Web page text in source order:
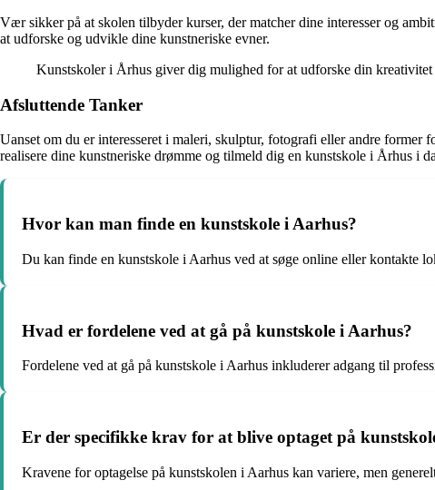
Vær sikker på at skolen tilbyder kurser, der matcher dine interesser og
at udforske og udvikle dine kunstneriske evner.
Kunstskoler i Århus giver dig mulighed for at udforske din
Afsluttende Tanker
Uanset om du er interesseret i maleri, skulptur, fotografi eller andre
realisere dine kunstneriske drømme og tilmeld dig en kunstskole i Århus i
Hvor kan man finde en kunstskole i Aarhus?
Du kan finde en kunstskole i Aarhus ved at søge online eller kontakte
Hvad er fordelene ved at gå på kunstskole i Aarhus?
Fordelene ved at gå på kunstskole i Aarhus inkluderer adgang til
Er der specifikke krav for at blive optaget på
Kravene for optagelse på kunstskolen i Aarhus kan variere, men